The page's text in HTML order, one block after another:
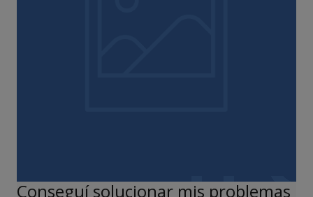
Conseguí solucionar mis problemas